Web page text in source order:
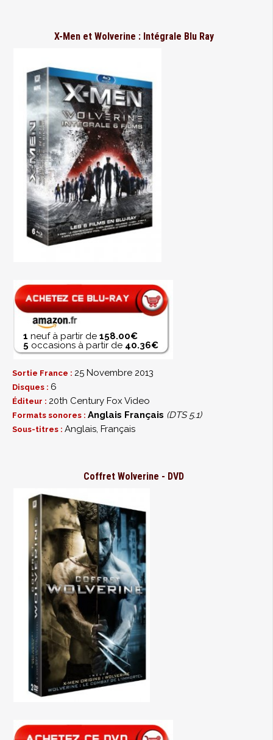
X-Men et Wolverine : Intégrale Blu Ray
1 neuf à partir de 158.00€
5 occasions à partir de 40.36€
Sortie France : 25 Novembre 2013
Disques : 6
Éditeur : 20th Century Fox Video
Formats sonores : Anglais Français (DTS 5.1)
Sous-titres : Anglais, Français
Coffret Wolverine - DVD